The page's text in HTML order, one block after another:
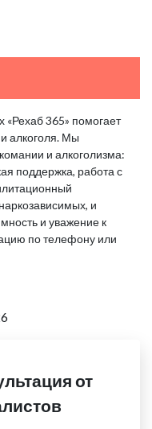
365» помогает
алкоголя. Мы
и алкоголизма:
поддержка, работа с
и
и уважение к
по телефону или
от